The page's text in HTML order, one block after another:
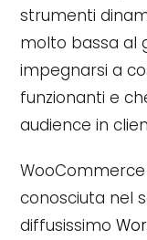
strumenti
molto bassa al
impegnarsi a
funzionanti e
audience in
conosciuta nel
diffusissimo